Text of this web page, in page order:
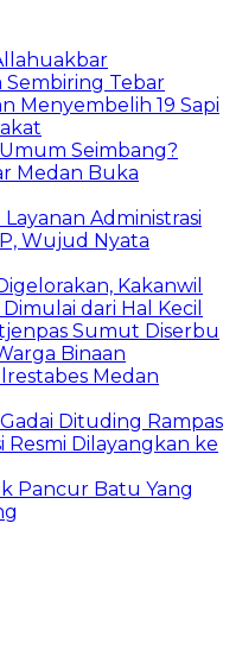
Sembiring Tebar
Menyembelih 19 Sapi
Seimbang?
Medan Buka
Administrasi
Wujud Nyata
Kakanwil
dari Hal Kecil
Sumut Diserbu
Binaan
Medan
Dituding Rampas
Resmi Dilayangkan ke
Pancur Batu Yang